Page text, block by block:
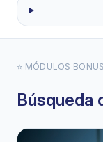
⭐ MÓDULOS
Búsqueda